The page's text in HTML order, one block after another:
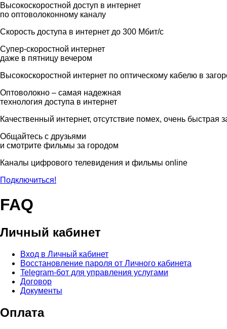
Высокоскоростной доступ в интернет
по оптоволоконному каналу
Скорость доступа в интернет до 300 Мбит/с
Супер-скоростной интернет
даже в пятницу вечером
Высокоскоростной интернет по оптическому кабелю в
Оптоволокно – самая надежная
технология доступа в интернет
Качественный интернет, отсутствие помех, очень быстрая
Общайтесь с друзьями
и смотрите фильмы за городом
Каналы цифрового телевидения и фильмы online
Подключиться!
FAQ
Личный кабинет
Вход в Личный кабинет
Восстановление пароля от Личного кабинета
Telegram-бот для управления услугами
Договор
Документы
Оплата